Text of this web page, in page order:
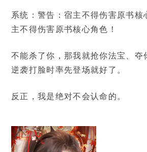
系统：警告：宿主不得伤害原书核
主不得伤害原书核心角色！
不能杀了你，那我就抢你法宝、夺
逆袭打脸时率先登场就好了。
反正，我是绝对不会认命的。